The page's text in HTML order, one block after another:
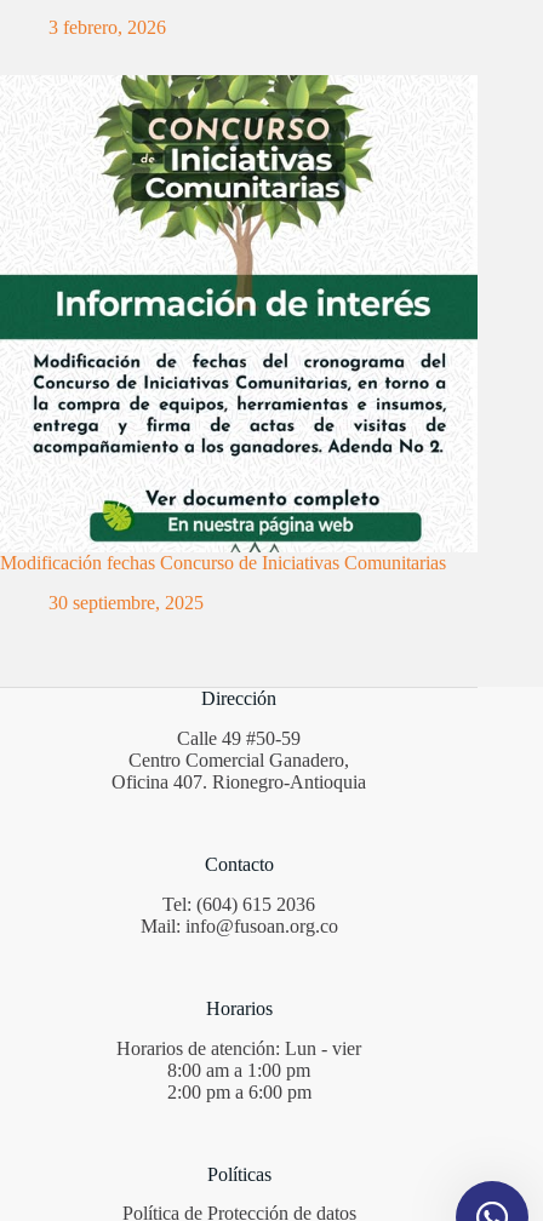
3 febrero, 2026
Modificación fechas Concurso de Iniciativas Comunitarias
30 septiembre, 2025
Dirección
Calle 49 #50-59
Centro Comercial Ganadero,
Oficina 407. Rionegro-Antioquia
Contacto
Tel: (604) 615 2036
Mail: info@fusoan.org.co
Horarios
Horarios de atención: Lun - vier
8:00 am a 1:00 pm
2:00 pm a 6:00 pm
Políticas
Política de Protección de datos